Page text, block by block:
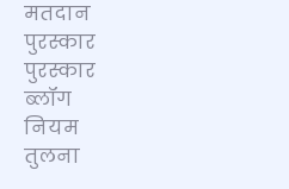
मतदान
पुरस्कार
पुरस्कार
ब्लॉग
नियम
तुलना